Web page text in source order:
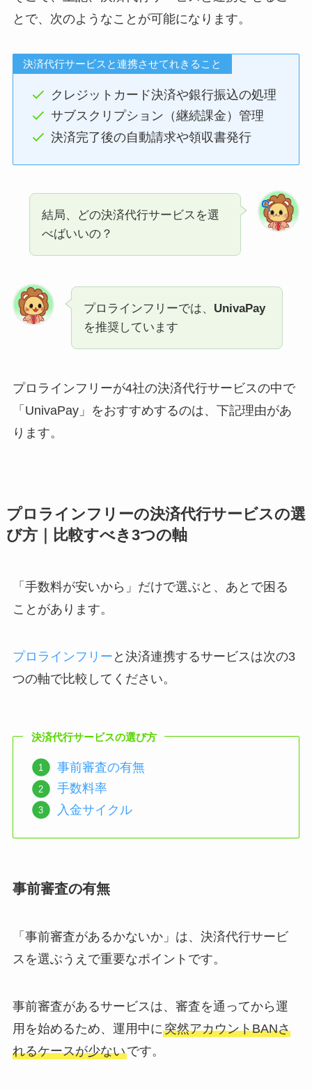
とで、次のようなことが可能になります。
決済代行サービスと連携させてれきること
クレジットカード決済や銀行振込の処理
サブスクリプション（継続課金）管理
決済完了後の自動請求や領収書発行
結局、どの決済代行サービスを選
べばいいの？
プロラインフリーでは、 UnivaPay
を推奨しています
プロラインフリーが4社の決済代行サービスの中で
「UnivaPay」をおすすめするのは、下記理由があ
ります。
プロラインフリーの決済代行サービスの選
び方｜比較すべき3つの軸
「手数料が安いから」だけで選ぶと、あとで困る
ことがあります。
プロラインフリー と決済連携するサービスは次の3
つの軸で比較してください。
決済代行サービスの選び方
事前審査の有無
手数料率
入金サイクル
事前審査の有無
「事前審査があるかないか」は、決済代行サービ
スを選ぶうえで重要なポイントです。
事前審査があるサービスは、審査を通ってから運
用を始めるため、運用中に突然アカウントBANさ
れるケースが少ないです。